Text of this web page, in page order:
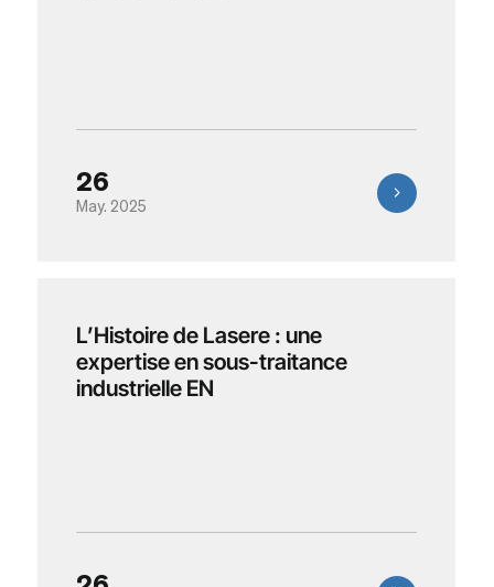
26
May. 2025
L’Histoire de Lasere : une
expertise en sous-traitance
industrielle EN